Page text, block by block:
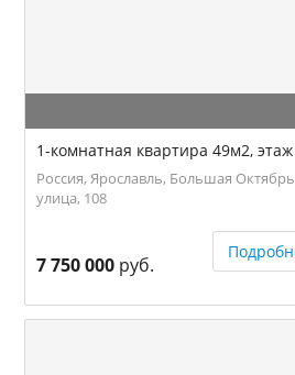
1-комнатная квартира 49м2,
Россия, Ярославль, Большая
улица, 108
7 750 000руб.